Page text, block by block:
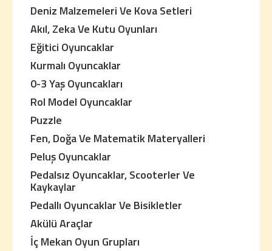
Deniz Malzemeleri Ve Kova Setleri
Akıl, Zeka Ve Kutu Oyunları
Eğitici Oyuncaklar
Kurmalı Oyuncaklar
0-3 Yaş Oyuncakları
Rol Model Oyuncaklar
Puzzle
Fen, Doğa Ve Matematik Materyalleri
Peluş Oyuncaklar
Pedalsız Oyuncaklar, Scooterler Ve
Kaykaylar
Pedallı Oyuncaklar Ve Bisikletler
Akülü Araçlar
İç Mekan Oyun Grupları